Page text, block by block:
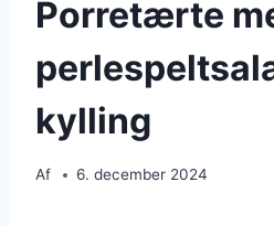
Porretærte
kylling
Af 6. december 2024